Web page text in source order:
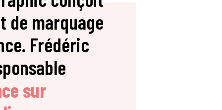
de marquage
Frédéric
sur